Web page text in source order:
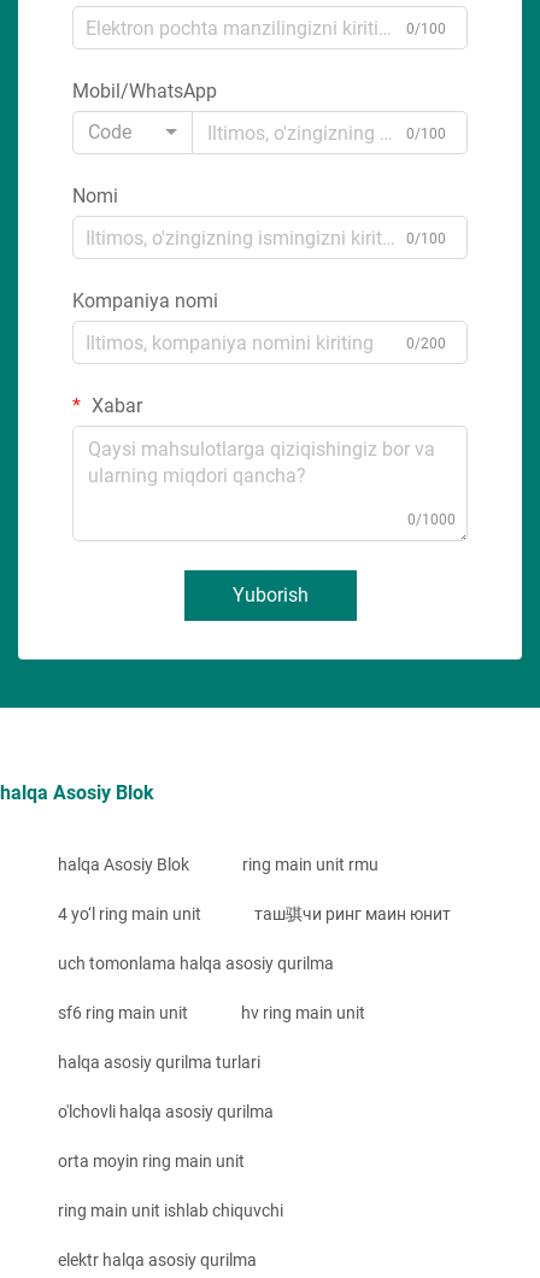
0/100
Mobil/WhatsApp
Code
0/100
Nomi
0/100
Kompaniya nomi
0/200
Xabar
0/1000
Yuborish
halqa Asosiy Blok
halqa Asosiy Blok ring main unit rmu
4 yo‘l ring main unit таш骐чи ринг маин юнит
uch tomonlama halqa asosiy qurilma
sf6 ring main unit hv ring main unit
halqa asosiy qurilma turlari
o'lchovli halqa asosiy qurilma
orta moyin ring main unit
ring main unit ishlab chiquvchi
elektr halqa asosiy qurilma